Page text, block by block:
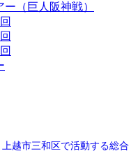
（巨人阪神戦）
上越市三和区で活動する総